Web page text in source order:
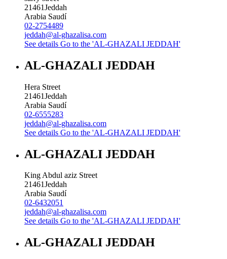
21461Jeddah
Arabia Saudí
02-2754489
jeddah@al-ghazalisa.com
See details Go to the 'AL-GHAZALI JEDDAH'
AL-GHAZALI JEDDAH
Hera Street
21461Jeddah
Arabia Saudí
02-6555283
jeddah@al-ghazalisa.com
See details Go to the 'AL-GHAZALI JEDDAH'
AL-GHAZALI JEDDAH
King Abdul aziz Street
21461Jeddah
Arabia Saudí
02-6432051
jeddah@al-ghazalisa.com
See details Go to the 'AL-GHAZALI JEDDAH'
AL-GHAZALI JEDDAH